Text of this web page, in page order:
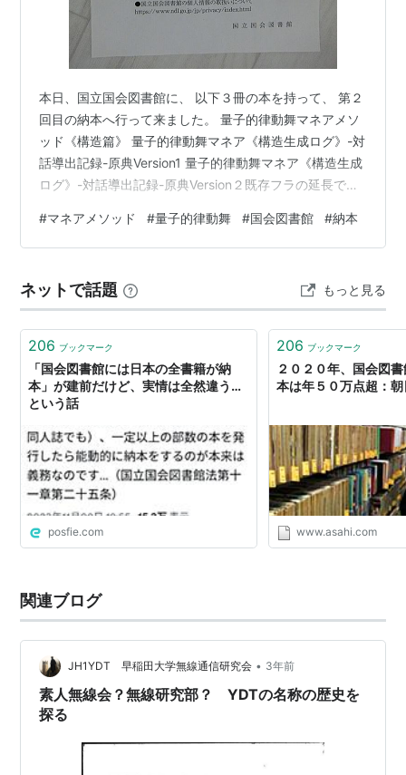
本日、国立国会図書館に、 以下３冊の本を持って、 第２
回目の納本へ行って来ました。 量子的律動舞マネアメソ
ッド《構造篇》 量子的律動舞マネア《構造生成ログ》-対
話導出記録-原典Version1 量子的律動舞マネア《構造生成
ログ》-対話導出記録-原典Version２既存フラの延長では
部分を記録した書籍です。 《理論篇》から始まった記録
は、 《語篇》《構造篇》を経て、 構造生成そのものの記
は、 Coordinates remain. 座標は残る。 人がいなくなっ
ても、位置・関係・構造の基準は残る…
#マネアメソッド #量子的律動舞 #国会図書館 #納本
ネットで話題 もっと見る
206 ブックマーク
「国会図書館には日本の全書籍が納
本」が建前だけど、実情は全然違う…
という話
posfie.com
206 ブックマーク
２０２０年、国会図
本は年５０万点超：
www.asahi.com
関連ブログ
JH1YDT 早稲田大学無線通信研究会 • 3年前
素人無線会？無線研究部？ YDTの名称の歴史を
探る